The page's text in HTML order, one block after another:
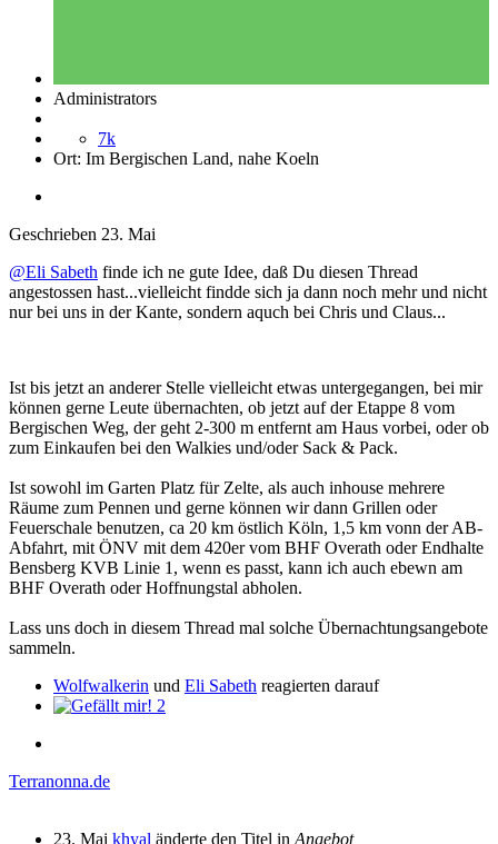
Administrators
7k
Ort: Im Bergischen Land, nahe Koeln
Geschrieben 23. Mai
@Eli Sabeth finde ich ne gute Idee, daß Du diesen Thread
angestossen hast...vielleicht findde sich ja dann noch mehr und nicht
nur bei uns in der Kante, sondern aquch bei Chris und Claus...
Ist bis jetzt an anderer Stelle vielleicht etwas untergegangen, bei mir
können gerne Leute übernachten, ob jetzt auf der Etappe 8 vom
Bergischen Weg, der geht 2-300 m entfernt am Haus vorbei, oder ob
zum Einkaufen bei den Walkies und/oder Sack & Pack.
Ist sowohl im Garten Platz für Zelte, als auch inhouse mehrere
Räume zum Pennen und gerne können wir dann Grillen oder
Feuerschale benutzen, ca 20 km östlich Köln, 1,5 km vonn der AB-
Abfahrt, mit ÖNV mit dem 420er vom BHF Overath oder Endhalte
Bensberg KVB Linie 1, wenn es passt, kann ich auch ebewn am
BHF Overath oder Hoffnungstal abholen.
Lass uns doch in diesem Thread mal solche Übernachtungsangebote
sammeln.
Wolfwalkerin und Eli Sabeth reagierten darauf
2
Terranonna.de
23. Mai khyal änderte den Titel in Angebot